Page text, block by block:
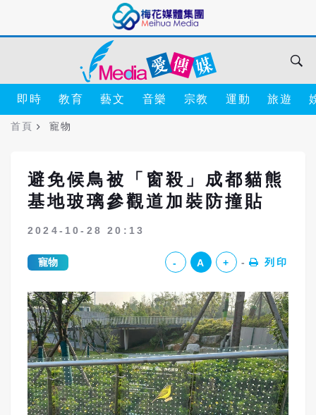
即時 教育 藝文 音樂 宗教 運動 旅遊
首頁 寵物
避免候鳥被「窗殺」成都貓熊
基地玻璃參觀道加裝防撞貼
2024-10-28 20:13
寵物 - A + 列印